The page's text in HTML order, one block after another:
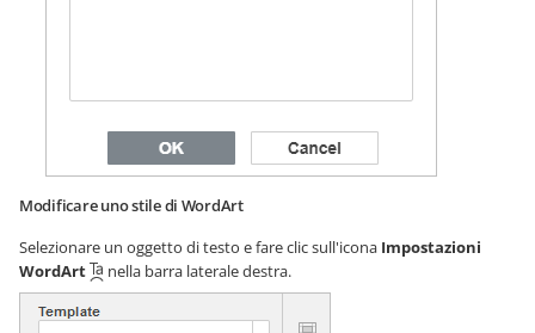
Modificare uno stile di WordArt
Selezionare un oggetto di testo e fare clic sull'icona Impostazioni
WordArt
nella barra laterale destra.